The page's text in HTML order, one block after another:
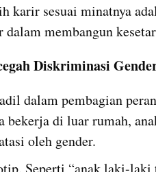
karir sesuai minatnya
dalam membangun
Diskriminasi
dalam pembagian
bekerja di luar rumah,
oleh gender.
Seperti “anak laki-laki